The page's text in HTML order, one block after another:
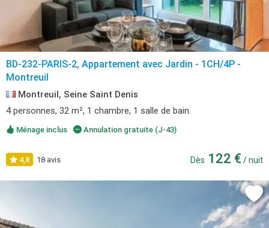
BD-232-PARIS-2, Appartement avec Jardin - 1CH/4P -
Montreuil
Montreuil, Seine Saint Denis
4 personnes, 32 m², 1 chambre, 1 salle de bain.
Ménage inclus Annulation gratuite (J-43)
4,8 18 avis Dès 122 € / nuit